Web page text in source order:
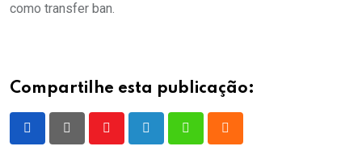
como transfer ban.
Compartilhe esta publicação: